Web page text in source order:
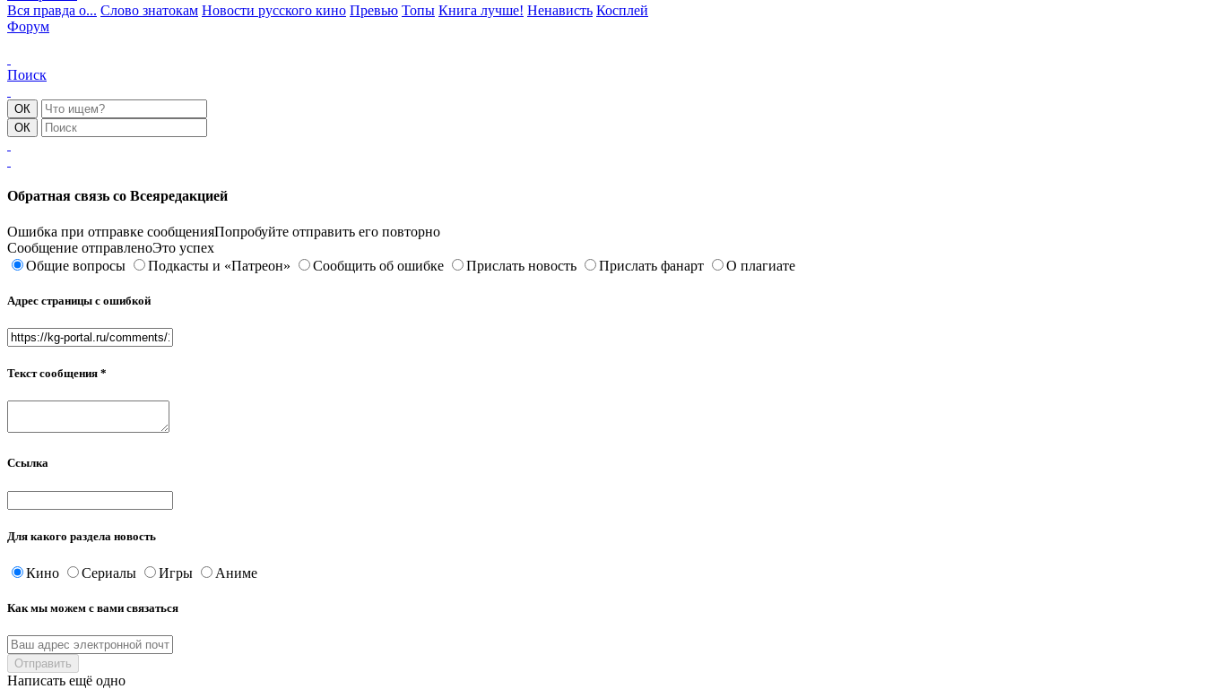
Вся правда о... Слово знатокам Новости русского кино Превью Топы Книга лучше! Ненависть Косплей
Форум
Поиск
Обратная связь со Всеяредакцией
Ошибка при отправке сообщенияПопробуйте отправить его повторно
Сообщение отправленоЭто успех
Общие вопросы
Подкасты и «Патреон» Сообщить об ошибке Прислать новость Прислать фанарт О плагиате
Адрес страницы с ошибкой
Текст сообщения *
Ссылка
Для какого раздела новость
Кино Сериалы Игры Аниме
Как мы можем с вами связаться
Написать ещё одно